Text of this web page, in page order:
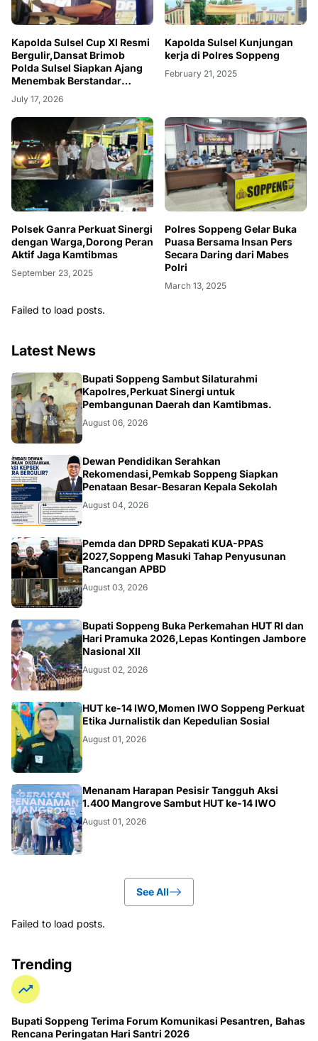
Kapolda Sulsel Cup XI Resmi
Bergulir,Dansat Brimob
Polda Sulsel Siapkan Ajang
Menembak Berstandar
Profesional
July 17, 2026
Kapolda Sulsel Kunjungan
kerja di Polres Soppeng
February 21, 2025
Polsek Ganra Perkuat Sinergi
dengan Warga,Dorong Peran
Aktif Jaga Kamtibmas
September 23, 2025
Polres Soppeng Gelar Buka
Puasa Bersama Insan Pers
Secara Daring dari Mabes
Polri
March 13, 2025
Failed to load posts.
Latest News
NEWS
Bupati Soppeng Sambut Silaturahmi
Kapolres,Perkuat Sinergi untuk
Pembangunan Daerah dan Kamtibmas.
August 06, 2026
NEWS
Dewan Pendidikan Serahkan
Rekomendasi,Pemkab Soppeng Siapkan
Penataan Besar-Besaran Kepala Sekolah
August 04, 2026
NEWS
Pemda dan DPRD Sepakati KUA-PPAS
2027,Soppeng Masuki Tahap Penyusunan
Rancangan APBD
August 03, 2026
NEWS
Bupati Soppeng Buka Perkemahan HUT RI dan
Hari Pramuka 2026,Lepas Kontingen Jambore
Nasional XII
August 02, 2026
NEWS
HUT ke-14 IWO,Momen IWO Soppeng Perkuat
Etika Jurnalistik dan Kepedulian Sosial
August 01, 2026
NEWS
Menanam Harapan Pesisir Tangguh Aksi
1.400 Mangrove Sambut HUT ke-14 IWO
August 01, 2026
See All
Failed to load posts.
Trending
Bupati Soppeng Terima Forum Komunikasi Pesantren, Bahas
Rencana Peringatan Hari Santri 2026